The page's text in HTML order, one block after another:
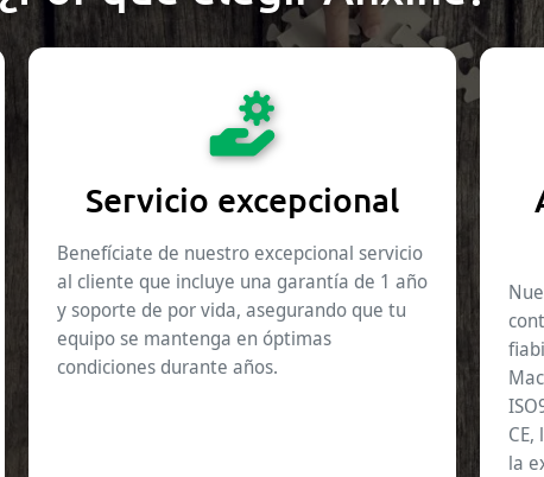
Servicio excepcional
Benefíciate de nuestro excepcional servicio
al cliente que incluye una garantía de 1 año
y soporte de por vida, asegurando que tu
equipo se mantenga en óptimas
condiciones durante años.
la